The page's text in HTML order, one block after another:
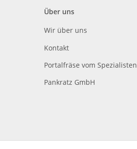
Über uns
Wir über uns
Kontakt
Portalfräse vom Spezialisten
Pankratz GmbH